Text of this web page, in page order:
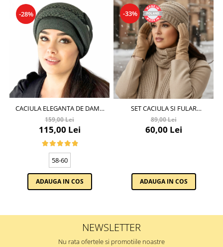
-28%
CACIULA ELEGANTA DE DAMA
EMA DIN ANGORA, MARIME 58-
69 UNIVERSALA, CULOARE
VERDE
159,00 Lei
115,00 Lei
58-60
ADAUGA IN COS
-33%
SET CACIULA SI FULAR
IMPLETITE, CALDUROASE,
CACIULA DUBLATA ÎN
INTERIOR, HONEY BROWN
89,00 Lei
60,00 Lei
ADAUGA IN COS
NEWSLETTER
Nu rata ofertele si promotiile noastre